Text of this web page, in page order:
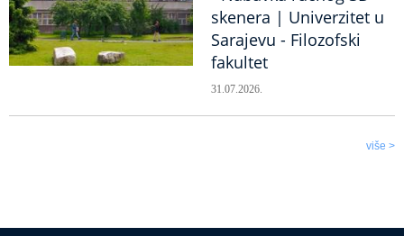
skenera | Univerzitet u
Sarajevu - Filozofski
fakultet
31.07.2026.
više >